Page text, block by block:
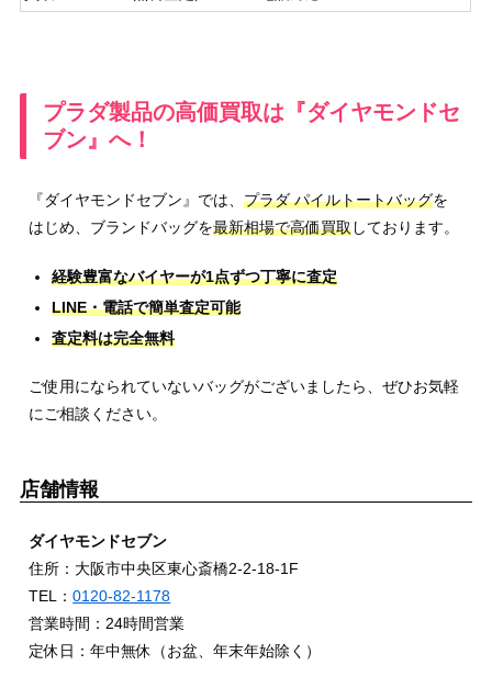
プラダ製品の高価買取は『ダイヤモンドセ
ブン』へ！
『ダイヤモンドセブン』では、プラダ パイルトートバッグを
はじめ、ブランドバッグを最新相場で高価買取しております。
経験豊富なバイヤーが1点ずつ丁寧に査定
LINE・電話で簡単査定可能
査定料は完全無料
ご使用になられていないバッグがございましたら、ぜひお気軽
にご相談ください。
店舗情報
ダイヤモンドセブン
住所：大阪市中央区東心斎橋2-2-18-1F
TEL：0120-82-1178
営業時間：24時間営業
定休日：年中無休（お盆、年末年始除く）